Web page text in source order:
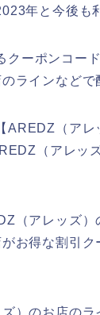
年と今後も
クーポンコー
ラインなどで
AREDZ（ア
（アレッ
（アレッズ
お得な割引